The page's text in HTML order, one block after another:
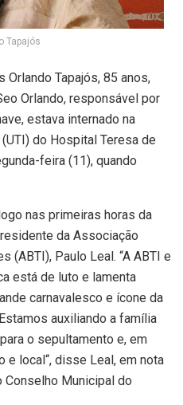
Tapajós
Tapajós, 85 anos,
Orlando, responsável por
estava internado na
do Hospital Teresa de
feira (11), quando
nas primeiras horas da
da Associação
(ABTI), Paulo Leal. “A ABTI e
está de luto e lamenta
carnavalesco e ícone da
auxiliando a família
o sepultamento e, em
e local“, disse Leal, em nota
Municipal do